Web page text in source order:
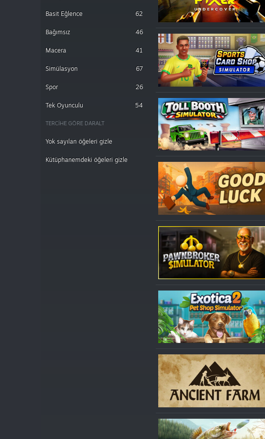
Basit Eğlence 62
Bağımsız 46
Macera 41
Simülasyon 67
Spor 26
Tek Oyunculu 54
TERCIHE GÖRE DARALT
Yok sayılan öğeleri gizle
Kütüphanemdeki öğeleri gizle